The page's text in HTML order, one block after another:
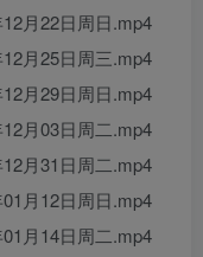
月22日周日.mp4
月25日周三.mp4
月29日周日.mp4
月03日周二.mp4
月31日周二.mp4
月12日周日.mp4
月14日周二.mp4